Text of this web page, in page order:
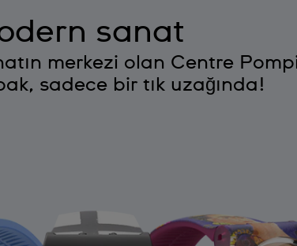
sanat
merkezi olan Centre
sadece bir tık uzağında!